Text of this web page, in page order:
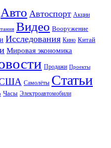
Авто Автоспорт Акции
Видео Вооружение
Исследования Кино Китай
Мировая экономика
Продажи Проекты
Самолёты Статьи
Часы Электроавтомобили